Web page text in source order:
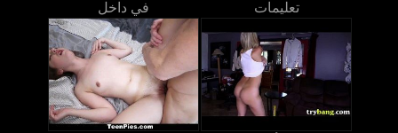
في داخل تعليمات